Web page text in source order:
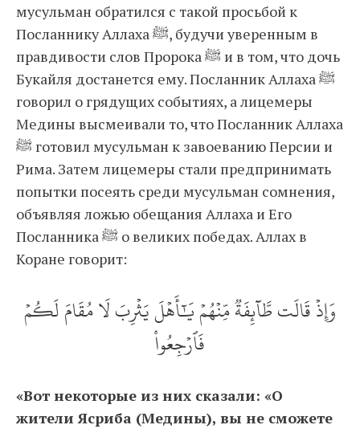
мусульман обратился с такой просьбой к
Посланнику Аллаха ﷺ, будучи уверенным в
правдивости слов Пророка ﷺ и в том, что дочь
Букайля достанется ему. Посланник Аллаха ﷺ
говорил о грядущих событиях, а лицемеры
Медины высмеивали то, что Посланник Аллаха
ﷺ готовил мусульман к завоеванию Персии и
Рима. Затем лицемеры стали предпринимать
попытки посеять среди мусульман сомнения,
объявляя ложью обещания Аллаха и Его
Посланника ﷺ о великих победах. Аллах в
Коране говорит:
وَإِذۡ قَالَت طَّآئِفَةٞ مِّنۡهُمۡ يَٰٓأَهۡلَ يَثۡرِبَ لَا مُقَامَ لَكُمۡ
فَٱرۡجِعُواْ
«Вот некоторые из них сказали: «О
жители Ясриба (Медины), вы не сможете